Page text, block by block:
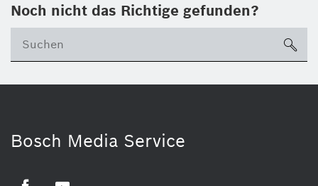
Noch nicht das Richtige gefunden?
Bosch Media Service